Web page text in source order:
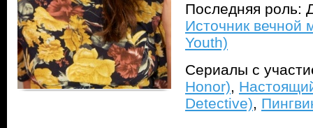
Последняя роль:
Источник вечной
Youth)
Сериалы с
Honor),
Detective),